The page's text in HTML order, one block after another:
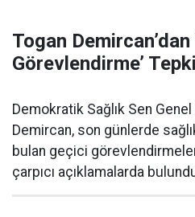
Togan Demircan’dan
Görevlendirme’
Demokratik Sağlık Sen Genel
Demircan, son günlerde
bulan geçici
çarpıcı açıklamalarda